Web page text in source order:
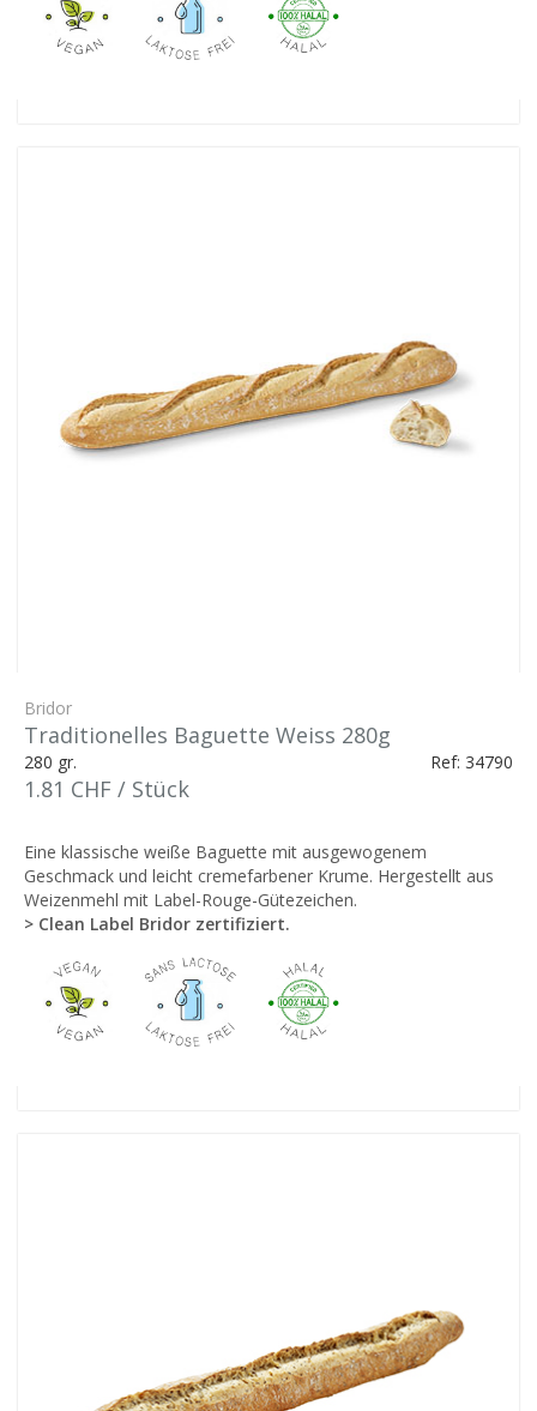
Bridor
Traditionelles Baguette Weiss 280g
280 gr. Ref: 34790
1.81 CHF / Stück
Eine klassische weiße Baguette mit ausgewogenem
Geschmack und leicht cremefarbener Krume. Hergestellt aus
Weizenmehl mit Label-Rouge-Gütezeichen.
> Clean Label Bridor zertifiziert.